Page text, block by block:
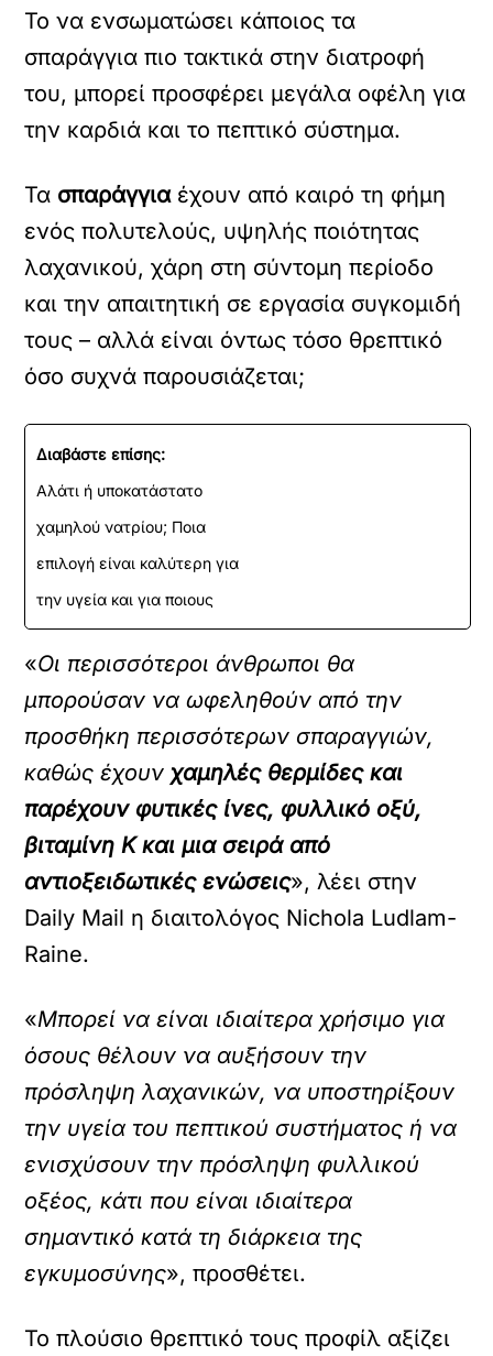
Το να ενσωματώσει κάποιος τα
σπαράγγια πιο τακτικά στην διατροφή
του, μπορεί προσφέρει μεγάλα οφέλη για
την καρδιά και το πεπτικό σύστημα.
Τα σπαράγγια έχουν από καιρό τη φήμη
ενός πολυτελούς, υψηλής ποιότητας
λαχανικού, χάρη στη σύντομη περίοδο
και την απαιτητική σε εργασία συγκομιδή
τους – αλλά είναι όντως τόσο θρεπτικό
όσο συχνά παρουσιάζεται;
Διαβάστε επίσης:
Αλάτι ή υποκατάστατο
χαμηλού νατρίου; Ποια
επιλογή είναι καλύτερη για
την υγεία και για ποιους
«Οι περισσότεροι άνθρωποι θα
μπορούσαν να ωφεληθούν από την
προσθήκη περισσότερων σπαραγγιών,
καθώς έχουνχαμηλές θερμίδες και
παρέχουν φυτικές ίνες, φυλλικό οξύ,
βιταμίνη Κ και μια σειρά από
αντιοξειδωτικές ενώσεις», λέει στην
Daily Mail η διαιτολόγος Nichola Ludlam-
Raine.
«Μπορεί να είναι ιδιαίτερα χρήσιμο για
όσους θέλουν να αυξήσουν την
πρόσληψη λαχανικών, να υποστηρίξουν
την υγεία του πεπτικού συστήματος ή να
ενισχύσουν την πρόσληψη φυλλικού
οξέος, κάτι που είναι ιδιαίτερα
σημαντικό κατά τη διάρκεια της
εγκυμοσύνης», προσθέτει.
Το πλούσιο θρεπτικό τους προφίλ αξίζει